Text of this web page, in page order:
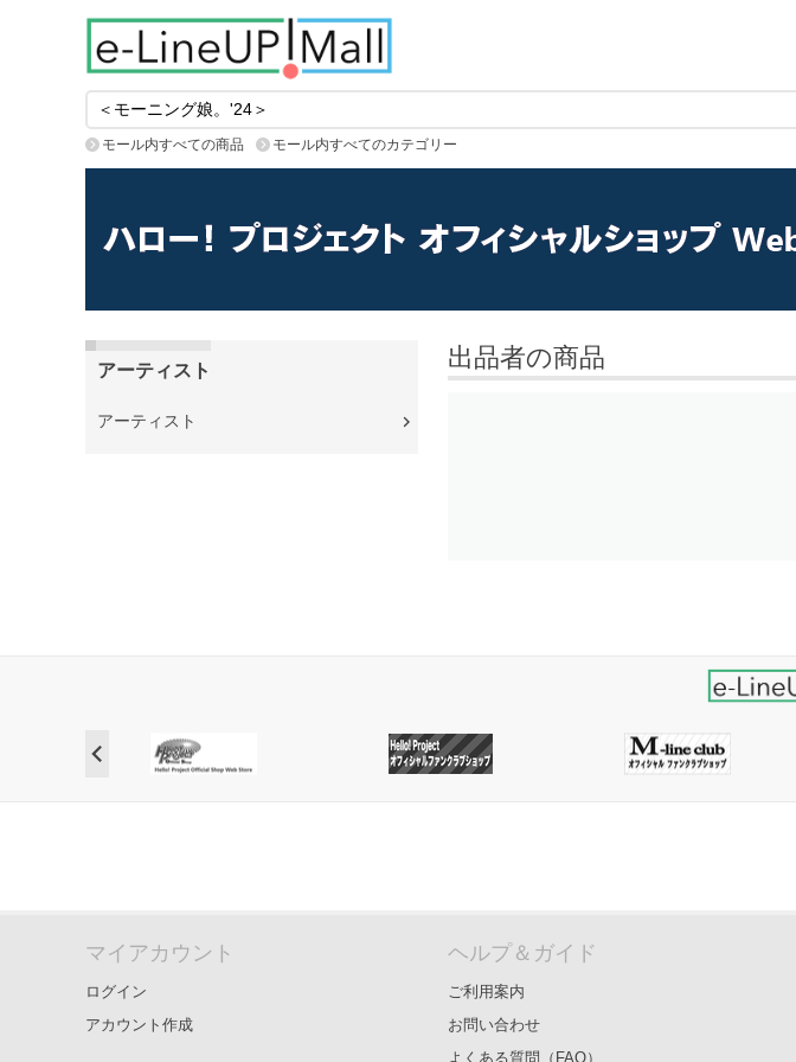
モール内すべての商品 モール内すべてのカテゴリー
アーティスト
アーティスト
出品者の商品
マイアカウント
ログイン
アカウント作成
ヘルプ＆ガイド
ご利用案内
お問い合わせ
よくある質問（FAQ）